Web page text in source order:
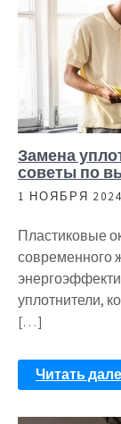
Замена
советы по
1 НОЯБРЯ 2024
Пластиковые
современного
уплотнители,
[…]
Читать